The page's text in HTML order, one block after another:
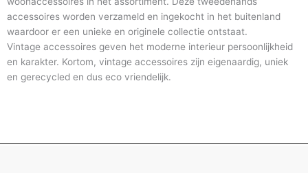
accessoires worden verzameld en ingekocht in het buitenland
waardoor er een unieke en originele collectie ontstaat.
Vintage accessoires geven het moderne interieur persoonlijkheid
en karakter. Kortom, vintage accessoires zijn eigenaardig, uniek
en gerecycled en dus eco vriendelijk.